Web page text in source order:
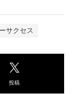
サクセス
投稿